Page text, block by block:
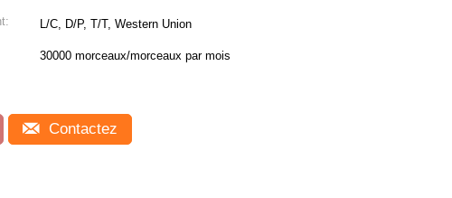
L/C, D/P, T/T, Western Union
30000 morceaux/morceaux par mois
Contactez